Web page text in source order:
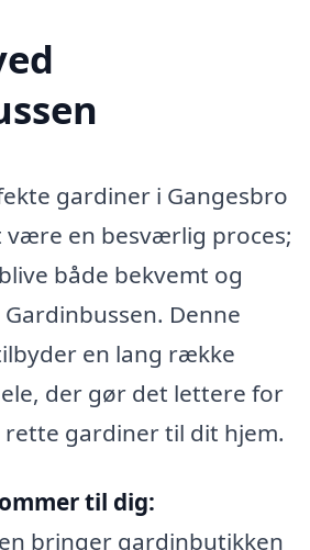
gardiner i Gangesbro
være en besværlig proces;
både bekvemt og
Denne
en lang række
der gør det lettere for
gardiner til dit hjem.
til dig:
bringer gardinbutikken